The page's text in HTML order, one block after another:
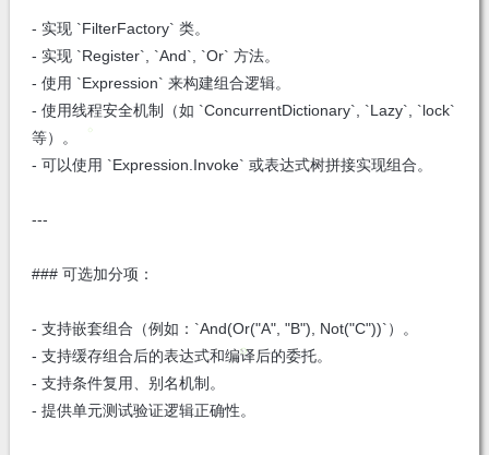
- 实现 `FilterFactory` 类。
- 实现 `Register`, `And`, `Or` 方法。
- 使用 `Expression` 来构建组合逻辑。
- 使用线程安全机制（如 `ConcurrentDictionary`, `Lazy`, `lock`
等）。
- 可以使用 `Expression.Invoke` 或表达式树拼接实现组合。
---
### 可选加分项：
- 支持嵌套组合（例如：`And(Or("A", "B"), Not("C"))`）。
- 支持缓存组合后的表达式和编译后的委托。
- 支持条件复用、别名机制。
- 提供单元测试验证逻辑正确性。